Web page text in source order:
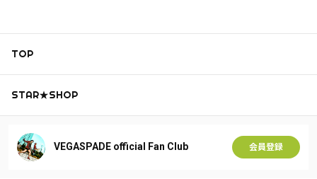
TOP
STAR★SHOP
VEGASPADE official Fan Club 会員登録